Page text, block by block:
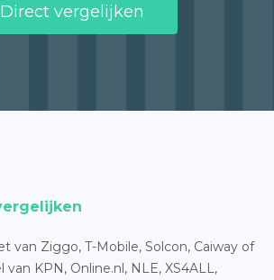
Direct vergelijken
van Ziggo, T-Mobile, Solcon, Caiway of
van KPN, Online.nl, NLE, XS4ALL,